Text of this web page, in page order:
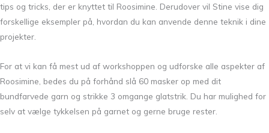
tips og tricks, der er knyttet til Roosimine. Derudover vil Stine vise dig
forskellige eksempler på, hvordan du kan anvende denne teknik i dine
projekter.
For at vi kan få mest ud af workshoppen og udforske alle aspekter af
Roosimine, bedes du på forhånd slå 60 masker op med dit
bundfarvede garn og strikke 3 omgange glatstrik. Du har mulighed for
selv at vælge tykkelsen på garnet og gerne bruge rester.